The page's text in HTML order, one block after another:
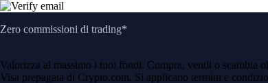
Zero commissioni di trading*
Valorizza al massimo i tuoi fondi. Compra, vendi o scambia
Visa prepagata di Crypto.com. Si applicano termini e